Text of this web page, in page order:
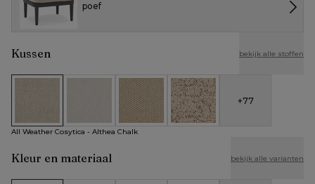
poef
Kussen bekijk alle stoffen
All Weather Cosytica - Althea Chalk
All Weather Cosytica - Althea Off White
All Weather Cosytica - Althea Camel
All Weather Cosytica - Bora
+77
All Weather Cosytica - Althea Chalk
Kleur en materiaal bekijk alle varianten